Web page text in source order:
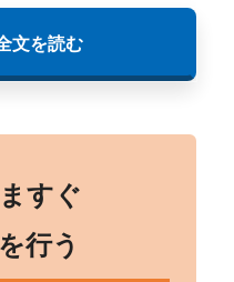
文を読む
すぐ
行う